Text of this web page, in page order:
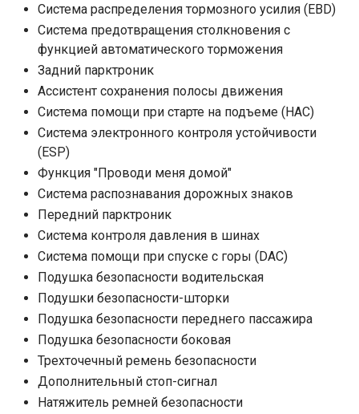
Система распределения тормозного усилия (EBD)
Система предотвращения столкновения с
функцией автоматического торможения
Задний парктроник
Ассистент сохранения полосы движения
Система помощи при старте на подъеме (HAC)
Система электронного контроля устойчивости
(ESP)
Функция "Проводи меня домой"
Система распознавания дорожных знаков
Передний парктроник
Система контроля давления в шинах
Система помощи при спуске с горы (DAC)
Подушка безопасности водительская
Подушки безопасности-шторки
Подушка безопасности переднего пассажира
Подушка безопасности боковая
Трехточечный ремень безопасности
Дополнительный стоп-сигнал
Натяжитель ремней безопасности